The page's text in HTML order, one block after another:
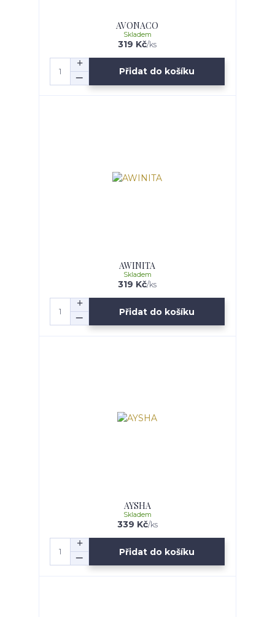
AVONACO
319 Kč/ks
Skladem
Přidat do košíku
AWINITA
319 Kč/ks
Skladem
Přidat do košíku
AYSHA
339 Kč/ks
Skladem
Přidat do košíku